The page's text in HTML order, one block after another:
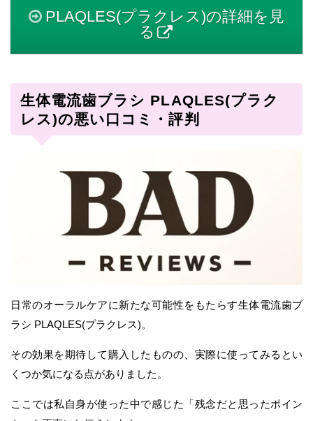
PLAQLES(プラクレス)の詳細を見
る
生体電流歯ブラシ PLAQLES(プラク
レス)の悪い口コミ・評判
日常のオーラルケアに新たな可能性をもたらす生体電流歯ブ
ラシ PLAQLES(プラクレス)。
その効果を期待して購入したものの、実際に使ってみるとい
くつか気になる点がありました。
ここでは私自身が使った中で感じた「残念だと思ったポイン